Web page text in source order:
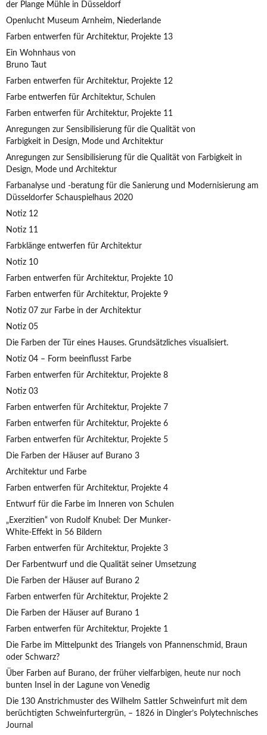
der Plange Mühle in Düsseldorf
Openlucht Museum Arnheim, Niederlande
Farben entwerfen für Architektur, Projekte 13
Ein Wohnhaus von
Bruno Taut
Farben entwerfen für Architektur, Projekte 12
Farbe entwerfen für Architektur, Schulen
Farben entwerfen für Architektur, Projekte 11
Anregungen zur Sensibilisierung für die Qualität von
Farbigkeit in Design, Mode und Architektur
Anregungen zur Sensibilisierung für die Qualität von Farbigkeit in
Design, Mode und Architektur
Farbanalyse und -beratung für die Sanierung und Modernisierung am
Düsseldorfer Schauspielhaus 2020
Notiz 12
Notiz 11
Farbklänge entwerfen für Architektur
Notiz 10
Farben entwerfen für Architektur, Projekte 10
Farben entwerfen für Architektur, Projekte 9
Notiz 07 zur Farbe in der Architektur
Notiz 05
Die Farben der Tür eines Hauses. Grundsätzliches visualisiert.
Notiz 04 – Form beeinflusst Farbe
Farben entwerfen für Architektur, Projekte 8
Notiz 03
Farben entwerfen für Architektur, Projekte 7
Farben entwerfen für Architektur, Projekte 6
Farben entwerfen für Architektur, Projekte 5
Die Farben der Häuser auf Burano 3
Architektur und Farbe
Farben entwerfen für Architektur, Projekte 4
Entwurf für die Farbe im Inneren von Schulen
„Exerzitien“ von Rudolf Knubel: Der Munker-
White-Effekt in 56 Bildern
Farben entwerfen für Architektur, Projekte 3
Der Farbentwurf und die Qualität seiner Umsetzung
Die Farben der Häuser auf Burano 2
Farben entwerfen für Architektur, Projekte 2
Die Farben der Häuser auf Burano 1
Farben entwerfen für Architektur, Projekte 1
Die Farbe im Mittelpunkt des Triangels von Pfannenschmid, Braun
oder Schwarz?
Über Farben auf Burano, der früher vielfarbigen, heute nur noch
bunten Insel in der Lagune von Venedig
Die 130 Anstrichmuster des Wilhelm Sattler Schweinfurt mit dem
berüchtigten Schweinfurtergrün, – 1826 in Dingler’s Polytechnisches
Journal